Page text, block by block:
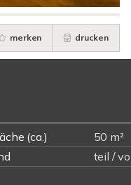
merken drucken
(ca.)
50 m²
teil /